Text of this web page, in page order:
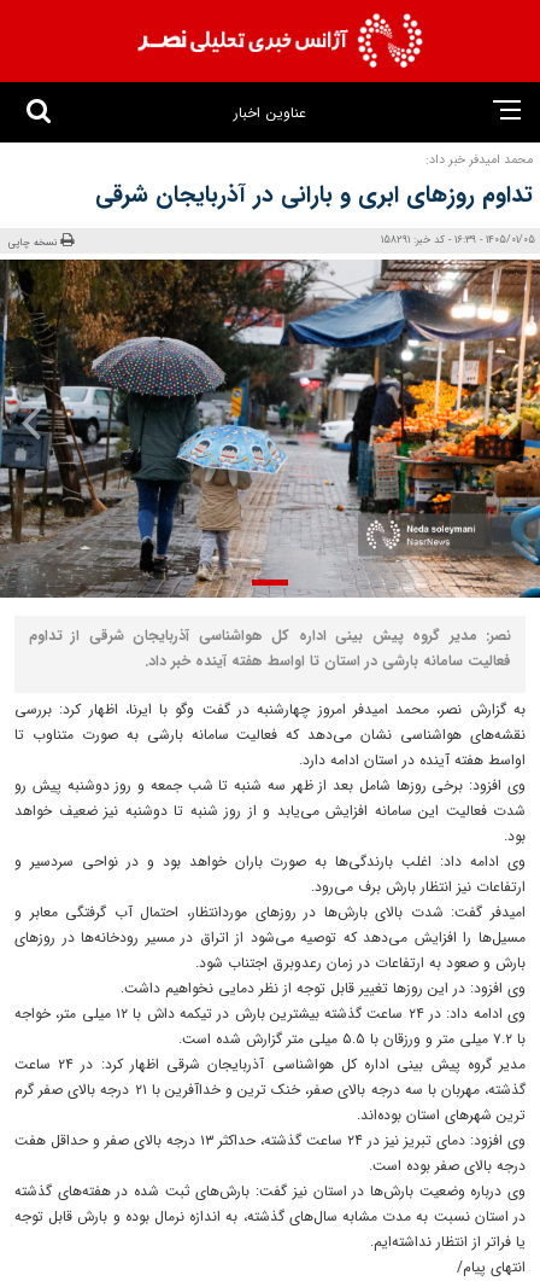
عناوین اخبار
محمد امیدفر خبر داد:
تداوم روزهای ابری و بارانی در آذربایجان شرقی
1405/01/05 - 16:39 - کد خبر: 158291 نسخه چاپی
نصر: مدیر گروه پیش بینی اداره کل هواشناسی آذربایجان شرقی از تداوم
فعالیت سامانه بارشی در استان تا اواسط هفته آینده خبر داد.
به گزارش نصر، محمد امیدفر امروز چهارشنبه در گفت‌ وگو با ایرنا، اظهار کرد: بررسی
نقشه‌های هواشناسی نشان می‌دهد که فعالیت سامانه بارشی به صورت متناوب تا
اواسط هفته آینده در استان ادامه دارد.
وی افزود: برخی روزها شامل بعد از ظهر سه شنبه تا شب جمعه و روز دوشنبه پیش رو
شدت فعالیت این سامانه افزایش می‌یابد و از روز شنبه تا دوشنبه نیز ضعیف خواهد
بود.
وی ادامه داد: اغلب بارندگی‌ها به صورت باران خواهد بود و در نواحی سردسیر و
ارتفاعات نیز انتظار بارش برف می‌رود.
امیدفر گفت: شدت بالای بارش‌ها در روزهای موردانتظار، احتمال آب گرفتگی معابر و
مسیل‌ها را افزایش می‌دهد که توصیه می‌شود از اتراق در مسیر رودخانه‌ها در روزهای
بارش و صعود به ارتفاعات در زمان رعدوبرق اجتناب شود.
وی افزود: در این روزها تغییر قابل توجه از نظر دمایی نخواهیم داشت.
وی ادامه داد: در ۲۴ ساعت گذشته بیشترین بارش در تیکمه داش با ۱۲ میلی متر، خواجه
با ۷.۲ میلی متر و ورزقان با ۵.۵ میلی متر گزارش شده است.
مدیر گروه پیش بینی اداره کل هواشناسی آذربایجان شرقی اظهار کرد: در ۲۴ ساعت
گذشته، مهربان با سه درجه بالای صفر، خنک ترین و خداآفرین با ۲۱ درجه بالای صفر گرم
ترین شهرهای استان بوده‌اند.
وی افزود: دمای تبریز نیز در ۲۴ ساعت گذشته، حداکثر ۱۳ درجه بالای صفر و حداقل هفت
درجه بالای صفر بوده است.
وی درباره وضعیت بارش‌ها در استان نیز گفت: بارش‌های ثبت شده در هفته‌های گذشته
در استان نسبت به مدت مشابه سال‌های گذشته، به اندازه نرمال بوده و بارش قابل توجه
یا فراتر از انتظار نداشته‌ایم.
انتهای پیام/